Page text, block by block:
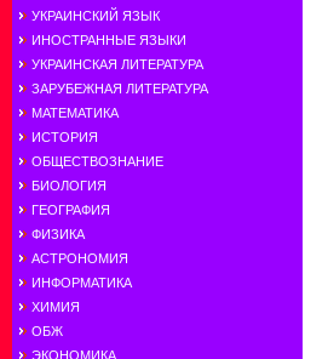
УКРАИНСКИЙ ЯЗЫК
ИНОСТРАННЫЕ ЯЗЫКИ
УКРАИНСКАЯ ЛИТЕРАТУРА
ЗАРУБЕЖНАЯ ЛИТЕРАТУРА
МАТЕМАТИКА
ИСТОРИЯ
ОБЩЕСТВОЗНАНИЕ
БИОЛОГИЯ
ГЕОГРАФИЯ
ФИЗИКА
АСТРОНОМИЯ
ИНФОРМАТИКА
ХИМИЯ
ОБЖ
ЭКОНОМИКА